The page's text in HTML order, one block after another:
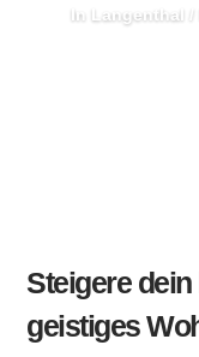
In Langenthal /
Steigere
geistiges